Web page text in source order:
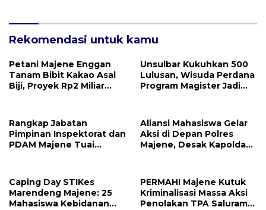
Rekomendasi untuk kamu
Petani Majene Enggan
Tanam Bibit Kakao Asal
Biji, Proyek Rp2 Miliar
Unsulbar Kukuhkan 500
Lulusan, Wisuda Perdana
Program Magister Jadi
Rangkap Jabatan
Pimpinan Inspektorat dan
PDAM Majene Tuai
Independensi
Pengawasan
Aliansi Mahasiswa Gelar
Aksi di Depan Polres
Majene, Desak Kapolda
Caping Day STIKes
Marendeng Majene: 25
Mahasiswa Kebidanan
PERMAHI Majene Kutuk
Kriminalisasi Massa Aksi
Penolakan TPA Saluramo,